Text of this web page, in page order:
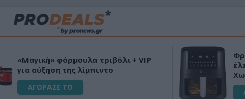
«Μαγική» φόρμουλα τριβόλι + VIP
για αύξηση της λίμπιντο
ΑΓΟΡΑΣΕ ΤΟ